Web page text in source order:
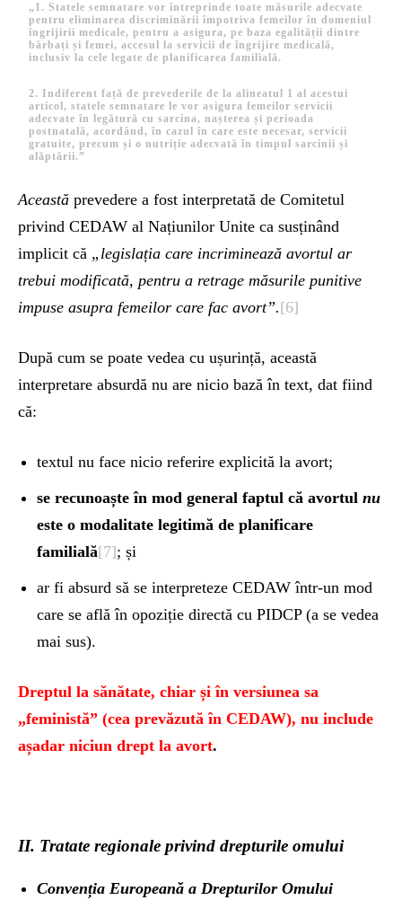
„1. Statele semnatare vor întreprinde toate măsurile adecvate
pentru eliminarea discriminării împotriva femeilor în domeniul
îngrijirii medicale, pentru a asigura, pe baza egalității dintre
bărbați și femei, accesul la servicii de îngrijire medicală,
inclusiv la cele legate de planificarea familială.
2. Indiferent față de prevederile de la alineatul 1 al acestui
articol, statele semnatare le vor asigura femeilor servicii
adecvate în legătură cu sarcina, nașterea și perioada
postnatală, acordând, în cazul în care este necesar, servicii
gratuite, precum și o nutriție adecvată în timpul sarcinii și
alăptării.”
Această prevedere a fost interpretată de Comitetul
privind CEDAW al Națiunilor Unite ca susținând
implicit că „legislația care incriminează avortul ar
trebui modificată, pentru a retrage măsurile punitive
impuse asupra femeilor care fac avort”.[6]
După cum se poate vedea cu ușurință, această
interpretare absurdă nu are nicio bază în text, dat fiind
că:
textul nu face nicio referire explicită la avort;
se recunoaște în mod general faptul că avortul nu
este o modalitate legitimă de planificare
familială[7]; și
ar fi absurd să se interpreteze CEDAW într-un mod
care se află în opoziție directă cu PIDCP (a se vedea
mai sus).
Dreptul la sănătate, chiar și în versiunea sa
„feministă” (cea prevăzută în CEDAW), nu include
așadar niciun drept la avort.
II. Tratate regionale privind drepturile omului
Convenția Europeană a Drepturilor Omului